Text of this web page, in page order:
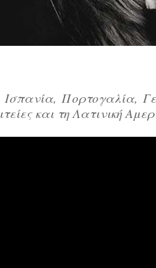
Ισπανία, Πορτογαλία,
και τη Λατινική